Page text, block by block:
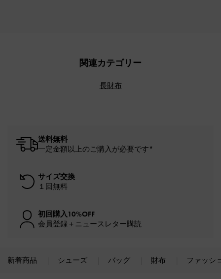
関連カテゴリー
長財布
送料無料
一定金額以上のご購入が必要です*
サイズ交換
１回無料
初回購入10%OFF
会員登録＋ニュースレター購読
新着商品 シューズ バッグ 財布 ファッシ